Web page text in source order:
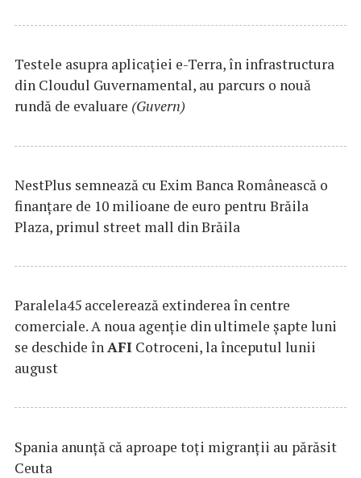
Testele asupra aplicaţiei e-Terra, în infrastructura
din Cloudul Guvernamental, au parcurs o nouă
rundă de evaluare (Guvern)
NestPlus semnează cu Exim Banca Românească o
finanțare de 10 milioane de euro pentru Brăila
Plaza, primul street mall din Brăila
Paralela45 accelerează extinderea în centre
comerciale. A noua agenție din ultimele șapte luni
se deschide înAFI Cotroceni, la începutul lunii
august
Spania anunţă că aproape toţi migranţii au părăsit
Ceuta